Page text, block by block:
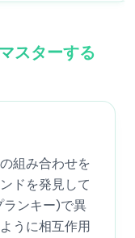
スターする
組み合わせを
ドを発見して
ランキー)で異
うに相互作用